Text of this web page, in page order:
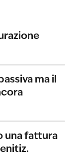
ma il
una fattura